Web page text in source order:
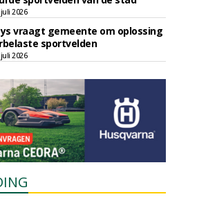
2026
vraagt gemeente om oplossing
sportvelden
2026